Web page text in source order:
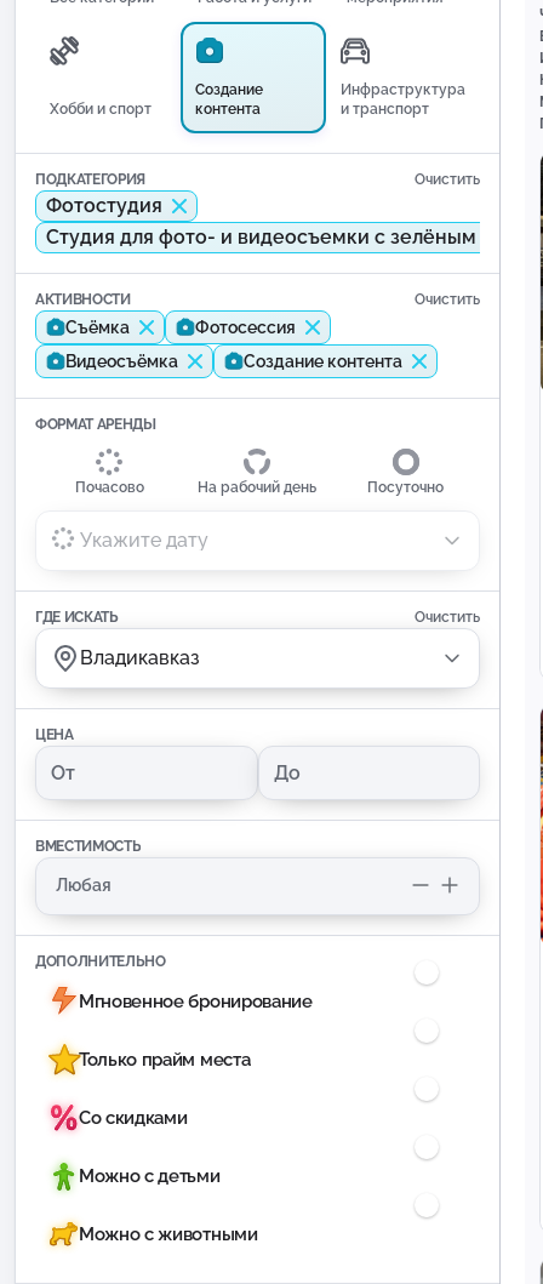
Хобби и спорт
Создание
контента
Инфраструктура
и транспорт
ПОДКАТЕГОРИЯ Очистить
Фотостудия
Студия для фото- и видеосъемки с зелёным
АКТИВНОСТИ Очистить
Съёмка
Фотосессия
Видеосъёмка
Создание контента
ФОРМАТ АРЕНДЫ
Почасово На рабочий день Посуточно
Укажите дату
ГДЕ ИСКАТЬ Очистить
Владикавказ
ЦЕНА
ВМЕСТИМОСТЬ
ДОПОЛНИТЕЛЬНО
Мгновенное бронирование
Только прайм места
Со скидками
Можно с детьми
Можно с животными